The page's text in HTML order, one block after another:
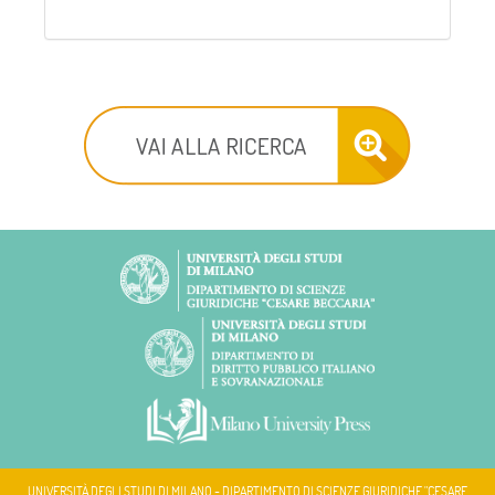
UNIVERSITÀ DEGLI STUDI DI MILANO - DIPARTIMENTO DI SCIENZE GIURIDICHE "CESARE